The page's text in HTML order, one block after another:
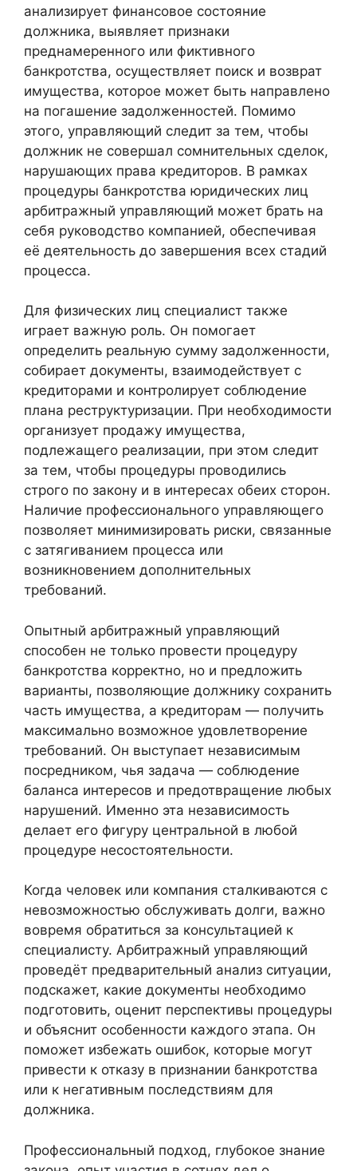
анализирует финансовое состояние
должника, выявляет признаки
преднамеренного или фиктивного
банкротства, осуществляет поиск и возврат
имущества, которое может быть направлено
на погашение задолженностей. Помимо
этого, управляющий следит за тем, чтобы
должник не совершал сомнительных сделок,
нарушающих права кредиторов. В рамках
процедуры банкротства юридических лиц
арбитражный управляющий может брать на
себя руководство компанией, обеспечивая
её деятельность до завершения всех стадий
процесса.
Для физических лиц специалист также
играет важную роль. Он помогает
определить реальную сумму задолженности,
собирает документы, взаимодействует с
кредиторами и контролирует соблюдение
плана реструктуризации. При необходимости
организует продажу имущества,
подлежащего реализации, при этом следит
за тем, чтобы процедуры проводились
строго по закону и в интересах обеих сторон.
Наличие профессионального управляющего
позволяет минимизировать риски, связанные
с затягиванием процесса или
возникновением дополнительных
требований.
Опытный арбитражный управляющий
способен не только провести процедуру
банкротства корректно, но и предложить
варианты, позволяющие должнику сохранить
часть имущества, а кредиторам — получить
максимально возможное удовлетворение
требований. Он выступает независимым
посредником, чья задача — соблюдение
баланса интересов и предотвращение любых
нарушений. Именно эта независимость
делает его фигуру центральной в любой
процедуре несостоятельности.
Когда человек или компания сталкиваются с
невозможностью обслуживать долги, важно
вовремя обратиться за консультацией к
специалисту. Арбитражный управляющий
проведёт предварительный анализ ситуации,
подскажет, какие документы необходимо
подготовить, оценит перспективы процедуры
и объяснит особенности каждого этапа. Он
поможет избежать ошибок, которые могут
привести к отказу в признании банкротства
или к негативным последствиям для
должника.
Профессиональный подход, глубокое знание